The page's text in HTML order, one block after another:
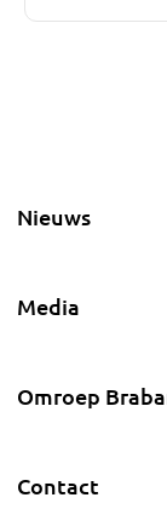
Nieuws
Media
Omroep
Contact